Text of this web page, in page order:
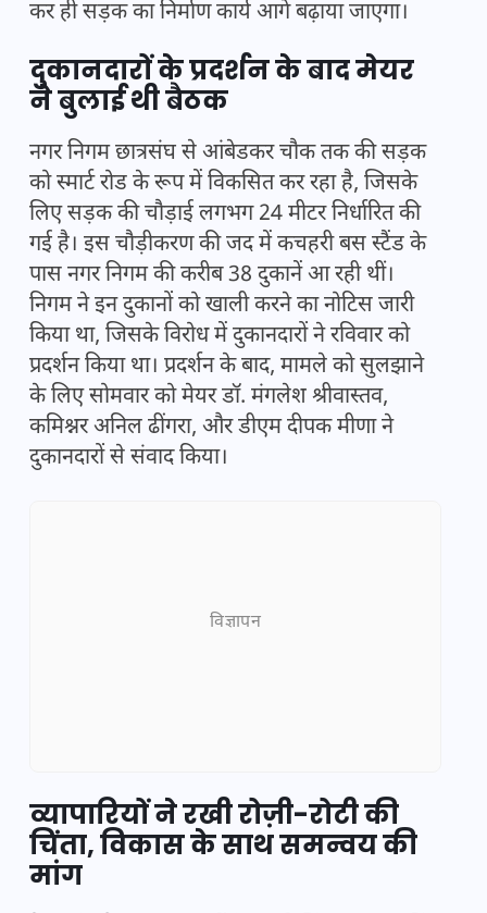
कर ही सड़क का निर्माण कार्य आगे बढ़ाया जाएगा।
दुकानदारों के प्रदर्शन के बाद मेयर
ने बुलाई थी बैठक
नगर निगम छात्रसंघ से आंबेडकर चौक तक की सड़क
को स्मार्ट रोड के रूप में विकसित कर रहा है, जिसके
लिए सड़क की चौड़ाई लगभग 24 मीटर निर्धारित की
गई है। इस चौड़ीकरण की जद में कचहरी बस स्टैंड के
पास नगर निगम की करीब 38 दुकानें आ रही थीं।
निगम ने इन दुकानों को खाली करने का नोटिस जारी
किया था, जिसके विरोध में दुकानदारों ने रविवार को
प्रदर्शन किया था। प्रदर्शन के बाद, मामले को सुलझाने
के लिए सोमवार को मेयर डॉ. मंगलेश श्रीवास्तव,
कमिश्नर अनिल ढींगरा, और डीएम दीपक मीणा ने
दुकानदारों से संवाद किया।
विज्ञापन
व्यापारियों ने रखी रोज़ी-रोटी की
चिंता, विकास के साथ समन्वय की
मांग